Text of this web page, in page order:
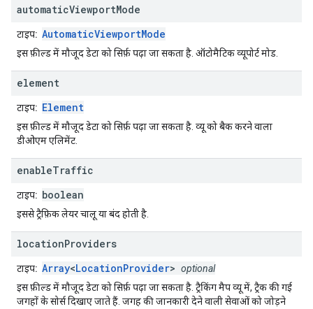
automaticViewportMode
टाइप: AutomaticViewportMode
इस फ़ील्ड में मौजूद डेटा को सिर्फ़ पढ़ा जा सकता है. ऑटोमैटिक व्यूपोर्ट मोड.
element
टाइप: Element
इस फ़ील्ड में मौजूद डेटा को सिर्फ़ पढ़ा जा सकता है. व्यू को बैक करने वाला
डीओएम एलिमेंट.
enableTraffic
टाइप: boolean
इससे ट्रैफ़िक लेयर चालू या बंद होती है.
locationProviders
टाइप: Array<LocationProvider> optional
इस फ़ील्ड में मौजूद डेटा को सिर्फ़ पढ़ा जा सकता है. ट्रैकिंग मैप व्यू में, ट्रैक की गई
जगहों के सोर्स दिखाए जाते हैं. जगह की जानकारी देने वाली सेवाओं को जोड़ने